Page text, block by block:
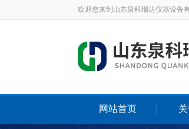
欢迎您来到山东泉科瑞达仪器设备
网站首页